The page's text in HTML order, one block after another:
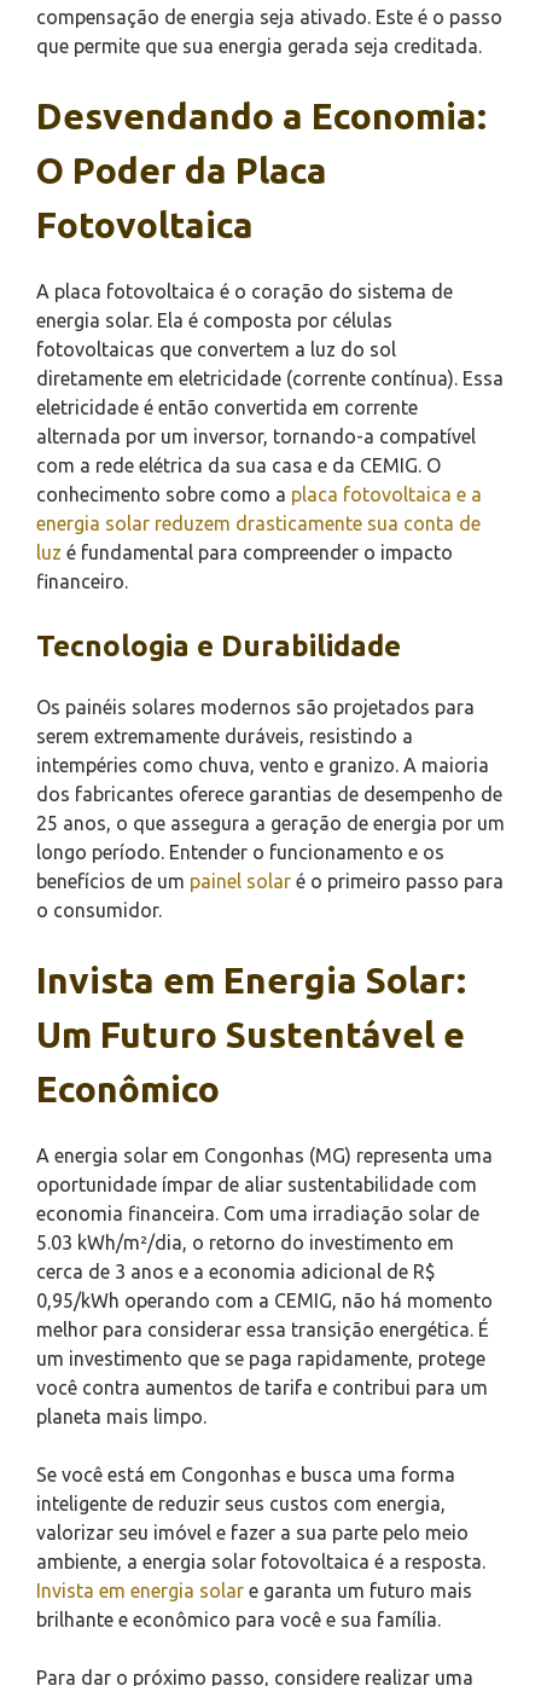
compensação de energia seja ativado. Este é o passo
que permite que sua energia gerada seja creditada.
Desvendando a Economia:
O Poder da Placa
Fotovoltaica
A placa fotovoltaica é o coração do sistema de
energia solar. Ela é composta por células
fotovoltaicas que convertem a luz do sol
diretamente em eletricidade (corrente contínua). Essa
eletricidade é então convertida em corrente
alternada por um inversor, tornando-a compatível
com a rede elétrica da sua casa e da CEMIG. O
conhecimento sobre como a placa fotovoltaica e a
energia solar reduzem drasticamente sua conta de
luz é fundamental para compreender o impacto
financeiro.
Tecnologia e Durabilidade
Os painéis solares modernos são projetados para
serem extremamente duráveis, resistindo a
intempéries como chuva, vento e granizo. A maioria
dos fabricantes oferece garantias de desempenho de
25 anos, o que assegura a geração de energia por um
longo período. Entender o funcionamento e os
benefícios de um painel solar é o primeiro passo para
o consumidor.
Invista em Energia Solar:
Um Futuro Sustentável e
Econômico
A energia solar em Congonhas (MG) representa uma
oportunidade ímpar de aliar sustentabilidade com
economia financeira. Com uma irradiação solar de
5.03 kWh/m²/dia, o retorno do investimento em
cerca de 3 anos e a economia adicional de R$
0,95/kWh operando com a CEMIG, não há momento
melhor para considerar essa transição energética. É
um investimento que se paga rapidamente, protege
você contra aumentos de tarifa e contribui para um
planeta mais limpo.
Se você está em Congonhas e busca uma forma
inteligente de reduzir seus custos com energia,
valorizar seu imóvel e fazer a sua parte pelo meio
ambiente, a energia solar fotovoltaica é a resposta.
Invista em energia solar e garanta um futuro mais
brilhante e econômico para você e sua família.
Para dar o próximo passo, considere realizar uma